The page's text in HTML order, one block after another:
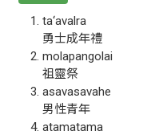
ta‘avalra
勇士成年禮
molapangolai
祖靈祭
asavasavahe
男性青年
atamatama